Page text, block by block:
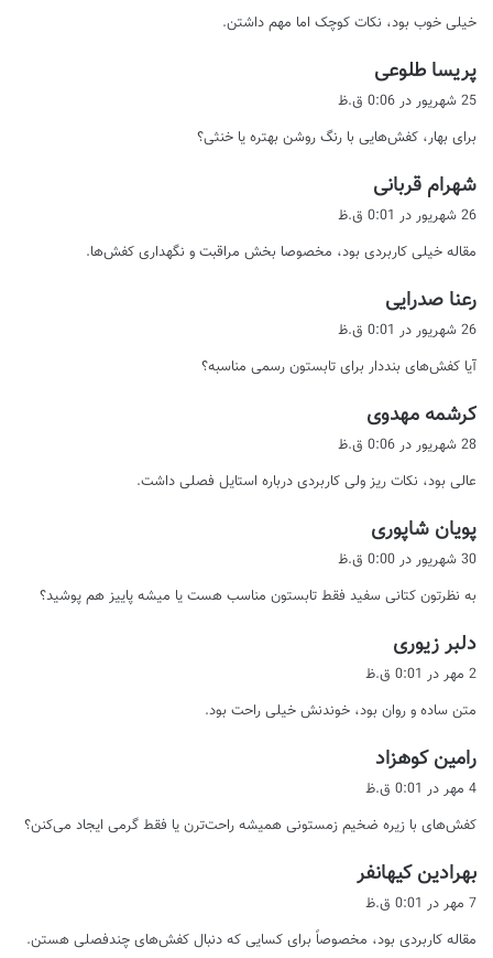
:
خیلی خوب بود، نکات کوچک اما مهم داشتن.
پریسا طلوعی
ف
:
25 شهریور در 0:06 ق.ظ
برای بهار، کفش‌هایی با رنگ روشن بهتره یا خنثی؟
شهرام قربانی
ف
:
26 شهریور در 0:01 ق.ظ
مقاله خیلی کاربردی بود، مخصوصا بخش مراقبت و نگهداری کفش‌ها.
رعنا صدرایی
ف
:
26 شهریور در 0:01 ق.ظ
آیا کفش‌های بنددار برای تابستون رسمی مناسبه؟
کرشمه مهدوی
ف
:
28 شهریور در 0:06 ق.ظ
عالی بود، نکات ریز ولی کاربردی درباره استایل فصلی داشت.
پویان شاپوری
ف
:
30 شهریور در 0:00 ق.ظ
به نظرتون کتانی سفید فقط تابستون مناسب هست یا میشه پاییز هم پوشید؟
دلبر زیوری
ف
:
2 مهر در 0:01 ق.ظ
متن ساده و روان بود، خوندنش خیلی راحت بود.
رامین کوهزاد
ف
:
4 مهر در 0:01 ق.ظ
کفش‌های با زیره ضخیم زمستونی همیشه راحت‌ترن یا فقط گرمی ایجاد می‌کنن؟
بهرادین کیهانفر
:
7 مهر در 0:01 ق.ظ
مقاله کاربردی بود، مخصوصاً برای کسایی که دنبال کفش‌های چندفصلی هستن.